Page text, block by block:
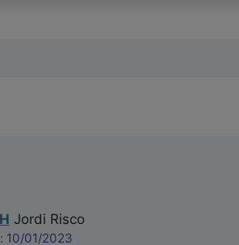
Jordi Risco
10/01/2023